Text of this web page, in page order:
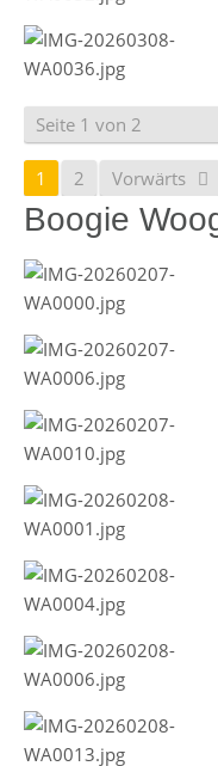
Seite 1 von 2
1 2 Vorwärts
Boogie